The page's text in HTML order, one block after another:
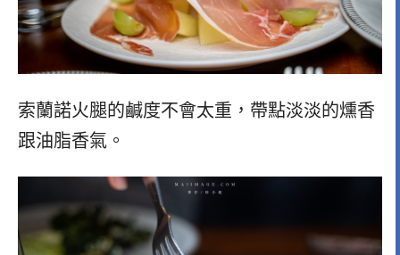
索蘭諾火腿的鹹度不會太重，帶點淡淡的燻香
跟油脂香氣。